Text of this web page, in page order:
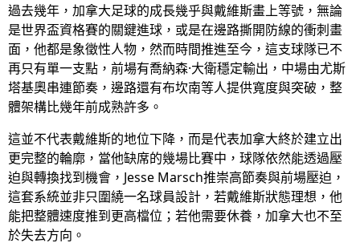
過去幾年，加拿大足球的成長幾乎與戴維斯畫上等號，無論
是世界盃資格賽的關鍵進球，或是在邊路撕開防線的衝刺畫
面，他都是象徵性人物，然而時間推進至今，這支球隊已不
再只有單一支點，前場有喬納森·大衛穩定輸出，中場由尤斯
塔基奧串連節奏，邊路還有布坎南等人提供寬度與突破，整
體架構比幾年前成熟許多。
這並不代表戴維斯的地位下降，而是代表加拿大終於建立出
更完整的輪廓，當他缺席的幾場比賽中，球隊依然能透過壓
迫與轉換找到機會，Jesse Marsch推崇高節奏與前場壓迫，
這套系統並非只圍繞一名球員設計，若戴維斯狀態理想，他
能把整體速度推到更高檔位；若他需要休養，加拿大也不至
於失去方向。